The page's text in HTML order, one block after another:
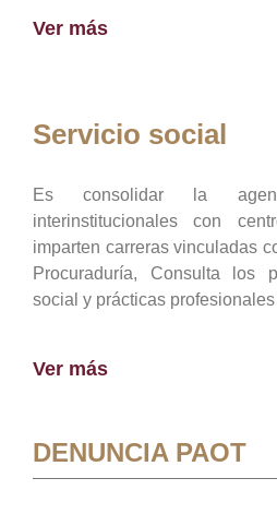
Ver más
Servicio social
Es consolidar la
interinstitucionales con
imparten carreras vinculadas
Procuraduría, Consulta los
social y prácticas
Ver más
DENUNCIA PAOT